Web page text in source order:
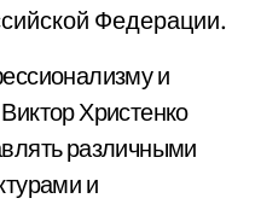
Федерации.
и
Христенко
различными
и